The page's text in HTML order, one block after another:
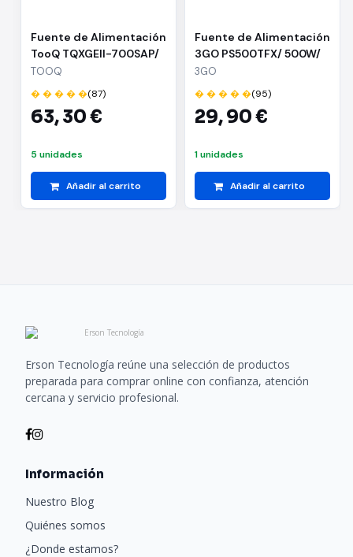
Fuente de Alimentación
TooQ TQXGEII-700SAP/
700W/ Ventilador 14cm/
80 Plus Bronze
TOOQ
� � � � �(87)
63,30 €
5 unidades
Añadir al carrito
Fuente de Alimentación
3GO PS500TFX/ 500W/
Ventilador 8cm
3GO
� � � � �(95)
29,90 €
1 unidades
Añadir al carrito
Erson Tecnología reúne una selección de productos
preparada para comprar online con confianza, atención
cercana y servicio profesional.
Información
Nuestro Blog
Quiénes somos
¿Donde estamos?